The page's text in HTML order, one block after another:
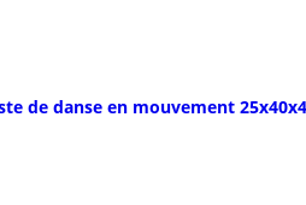
de danse en mouvement